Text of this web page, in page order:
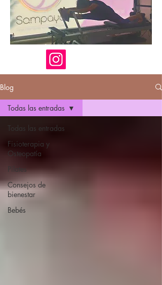
Blog
Todas las entradas
Fisioterapia y
Osteopatía
Pilates
Consejos de
bienestar
Bebés
Todas las entradas